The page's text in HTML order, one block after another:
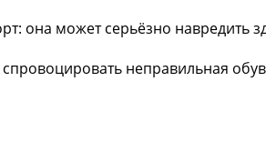
она может серьёзно навредить
неправильная